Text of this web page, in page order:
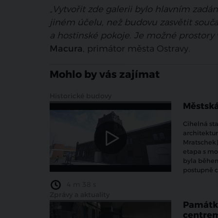
„Vytvořit zde galerii bylo hlavním
jiném účelu, než budovu zasvětit
a hostinské pokoje. Je možné
Macura, primátor města Ostravy.
Mohlo by vás zajímat
Cihelná
etapa s
byla
postupně